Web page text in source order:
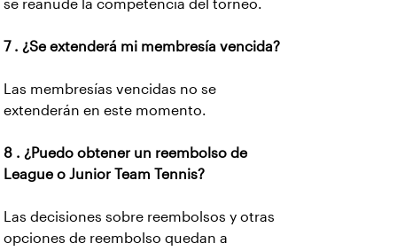
se reanude la competencia del torneo.
7 . ¿Se extenderá mi membresía vencida?
Las membresías vencidas no se
extenderán en este momento.
8 . ¿Puedo obtener un reembolso de
League o Junior Team Tennis?
Las decisiones sobre reembolsos y otras
opciones de reembolso quedan a